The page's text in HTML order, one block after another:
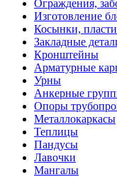
Ограждения,
Изготовление
Косынки,
Закладные
Кронштейны
Арматурные
Урны
Анкерные
Опоры
Металлокаркасы
Теплицы
Пандусы
Лавочки
Мангалы